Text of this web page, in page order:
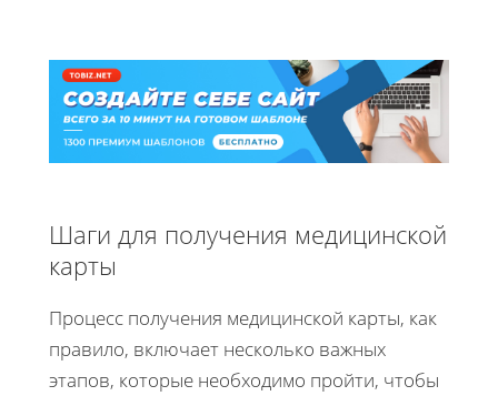
Шаги для получения медицинской
карты
Процесс получения медицинской карты, как
правило, включает несколько важных
этапов, которые необходимо пройти, чтобы